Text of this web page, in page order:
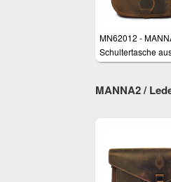
MN62012 -
Schultertasche
Nubukleder, braun
MANNA2 /